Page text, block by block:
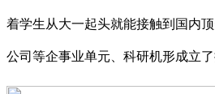
着学生从大一起头就能接触到国内
公司等企事业单元、科研机形成立